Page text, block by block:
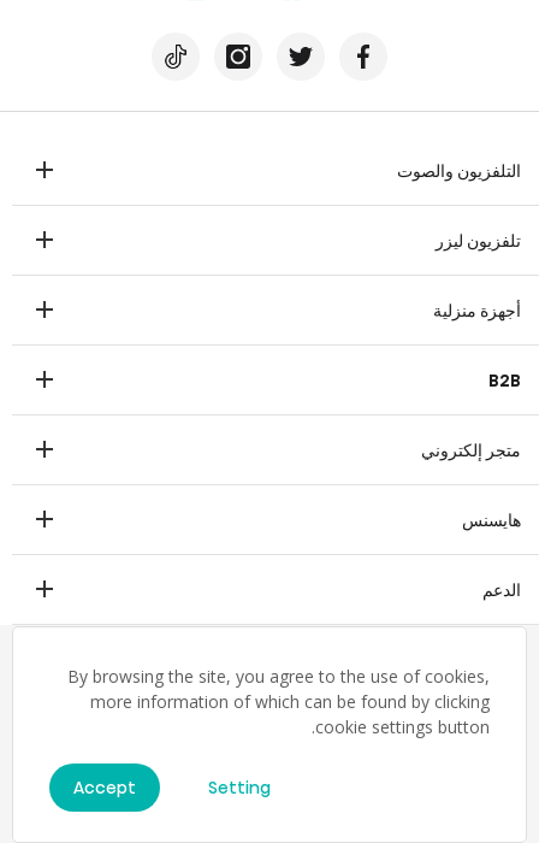
التلفزيون والصوت
تلفزيون ليزر
أجهزة منزلية
غسالة صحون
ميكروييف
فريزر أفقي
B2B
ترانزتيك
التدفئة والتهوية والتكييف
متجر إلكتروني
هايسنس
القيم
المسؤولية الاجتماعية للشركات
الدعم
شروط وأحكام الضمان
تواصل معنا
English
إخلاء المسؤولية القانونية
خريطة الموقع
By browsing the site, you agree to the use of cookies,
more information of which can be found by clicking
cookie settings button.
Setting
Accept